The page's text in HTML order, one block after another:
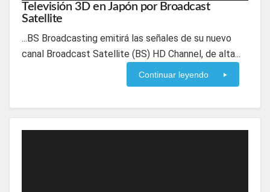
Televisión 3D en Japón por Broadcast
Satellite
...BS Broadcasting emitirá las señales de su nuevo
canal Broadcast Satellite (BS) HD Channel, de alta...
Continuar leyendo